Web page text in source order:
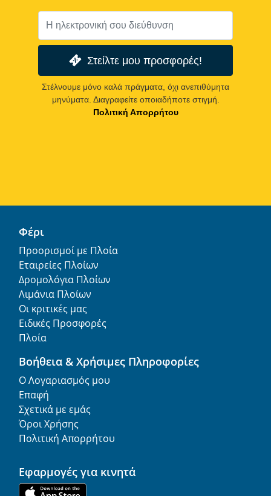
Στείλτε μου προσφορές!
Στέλνουμε μόνο καλά πράγματα, όχι ανεπιθύμητα
μηνύματα. Διαγραφείτε οποιαδήποτε στιγμή.
Πολιτική Απορρήτου
Φέρι
Προορισμοί με Πλοία
Εταιρείες Πλοίων
Δρομολόγια Πλοίων
Λιμάνια Πλοίων
Οι κριτικές μας
Ειδικές Προσφορές
Πλοία
Βοήθεια & Χρήσιμες Πληροφορίες
Ο Λογαριασμός μου
Επαφή
Σχετικά με εμάς
Όροι Χρήσης
Πολιτική Απορρήτου
Εφαρμογές για κινητά